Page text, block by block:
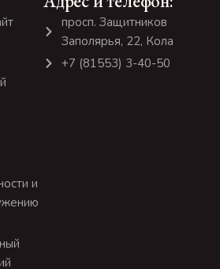
и
просп. Защитников
Заполярья, 22, Кола
+7 (81553) 3-40-50